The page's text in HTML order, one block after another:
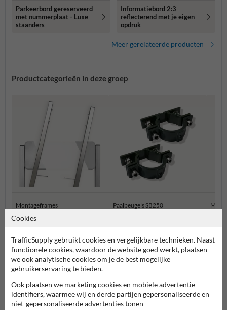
Parkeerbord gereserveerd
met nummerplaat - Luxe
staanders
Informatiebord 2:3
reflecterend met je eigen
opdruk
Meer gerelateerde producten
Productcategorieën in deze groep
Montageframes Paalbeugels SB250 Muur
Bevestigingsmaterialen
Cookies
TrafficSupply gebruikt cookies en vergelijkbare technieken. Naast
functionele cookies, waardoor de website goed werkt, plaatsen
we ook analytische cookies om je de best mogelijke
gebruikerservaring te bieden.
Ook plaatsen we marketing cookies en mobiele advertentie-
identifiers, waarmee wij en derde partijen gepersonaliseerde en
niet-gepersonaliseerde advertenties tonen